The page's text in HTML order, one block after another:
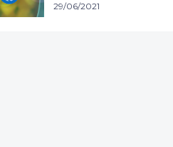
29/06/2021